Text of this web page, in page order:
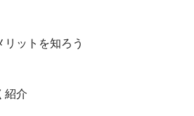
ットを知ろう
紹介